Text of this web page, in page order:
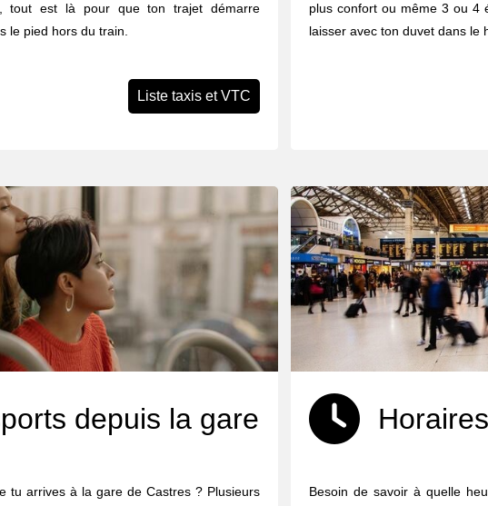
tout est là pour que ton trajet démarre
le pied hors du train.
Liste taxis et VTC
plus confort ou même 3 ou 4
laisser avec ton duvet dans le
depuis la gare
tu arrives à la gare de Castres ? Plusieurs
Besoin de savoir à quelle